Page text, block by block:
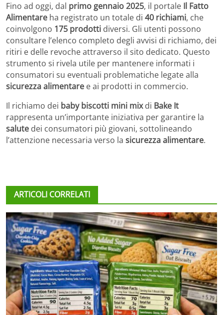
Fino ad oggi, dal primo gennaio 2025, il portale Il Fatto
Alimentare ha registrato un totale di 40 richiami, che
coinvolgono 175 prodotti diversi. Gli utenti possono
consultare l’elenco completo degli avvisi di richiamo, dei
ritiri e delle revoche attraverso il sito dedicato. Questo
strumento si rivela utile per mantenere informati i
consumatori su eventuali problematiche legate alla
sicurezza alimentare e ai prodotti in commercio.
Il richiamo dei baby biscotti mini mixdi Bake It
rappresenta un’importante iniziativa per garantire la
salute dei consumatori più giovani, sottolineando
l’attenzione necessaria verso la sicurezza alimentare.
ARTICOLI CORRELATI